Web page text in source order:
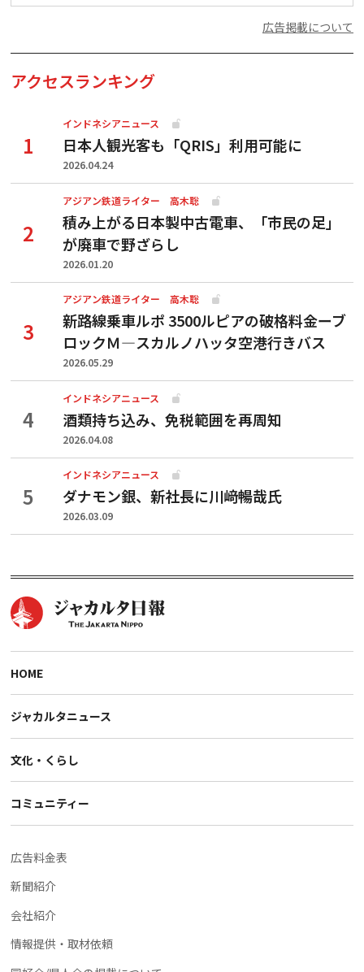
広告掲載について
アクセスランキング
インドネシアニュース
日本人観光客も「QRIS」利用可能に
2026.04.24
アジアン鉄道ライター 高木聡
積み上がる日本製中古電車、「市民の足」
が廃車で野ざらし
2026.01.20
アジアン鉄道ライター 高木聡
新路線乗車ルポ 3500ルピアの破格料金ーブ
ロックＭ―スカルノハッタ空港行きバス
2026.05.29
インドネシアニュース
酒類持ち込み、免税範囲を再周知
2026.04.08
インドネシアニュース
ダナモン銀、新社長に川﨑暢哉氏
2026.03.09
HOME
ジャカルタニュース
文化・くらし
コミュニティー
広告料金表
新聞紹介
会社紹介
情報提供・取材依頼